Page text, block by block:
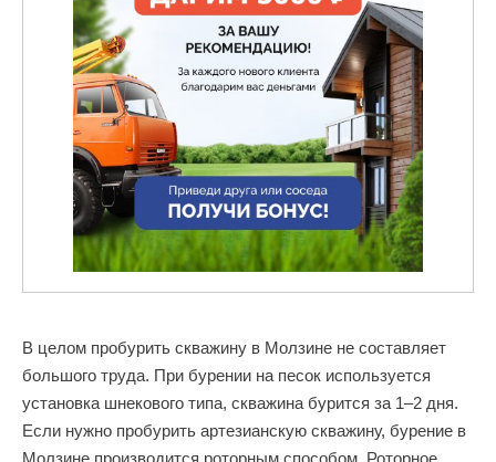
В целом пробурить скважину в Молзине не составляет
большого труда. При бурении на песок используется
установка шнекового типа, скважина бурится за 1–2 дня.
Если нужно пробурить артезианскую скважину, бурение в
Молзине производится роторным способом. Роторное